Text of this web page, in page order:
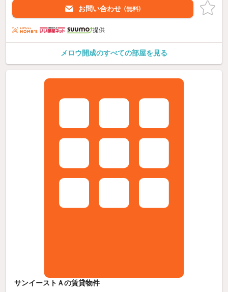
お問い合わせ （無料）
提供
メロウ開成のすべての部屋を見る
サンイーストＡの賃貸物件